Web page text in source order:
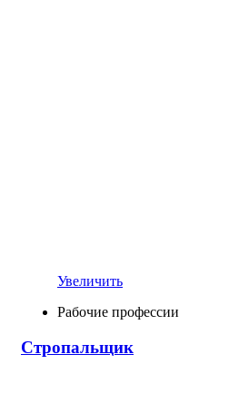
Увеличить
Рабочие профессии
Стропальщик